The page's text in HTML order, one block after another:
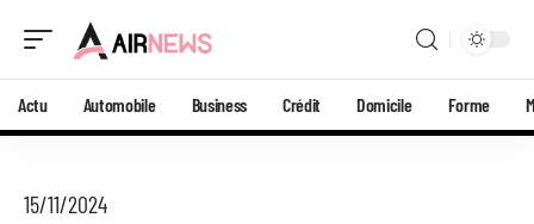
Actu Automobile Business Crédit Domicile Forme
15/11/2024